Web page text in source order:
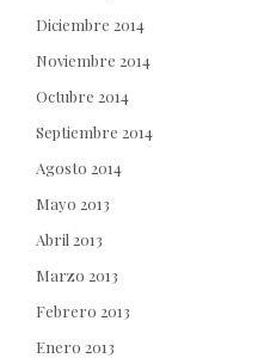
Diciembre 2014
Noviembre 2014
Octubre 2014
Septiembre 2014
Agosto 2014
Mayo 2013
Abril 2013
Marzo 2013
Febrero 2013
Enero 2013